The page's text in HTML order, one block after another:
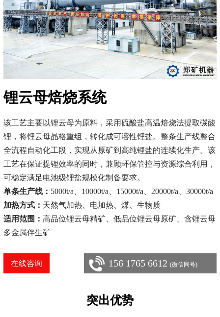
锂云母焙烧系统
该工艺主要以锂云母为原料，采用硫酸盐高温焙烧法提取碳酸
锂，将锂云母晶格重组，转化成可溶性锂盐。整条生产线整合
全流程自动化工段，实现从原矿到高纯锂盐的连续化生产。该
工艺在保证提锂效率的同时，兼顾环保管控与资源综合利用，
可稳定满足电池级锂盐规模化制备要求。
单条生产线： 5000t/a、10000t/a、15000t/a、20000t/a、30000t/a
加热方式： 天然气加热、电加热、煤、生物质
适用范围： 高品位锂云母精矿、低品位锂云母原矿、含锂云母
多金属伴生矿
在线咨询 156 1765 6612(微信同号)
突出优势